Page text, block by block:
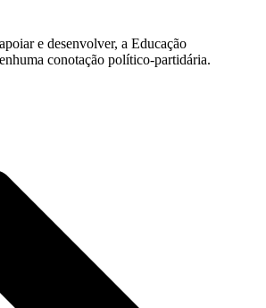
e desenvolver, a Educação
conotação político-partidária.